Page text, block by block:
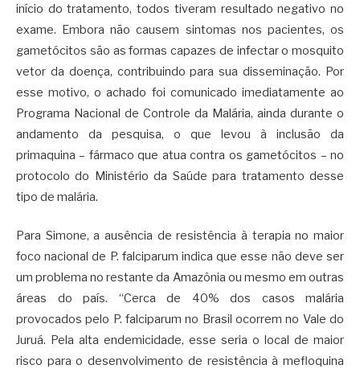
início do tratamento, todos tiveram resultado negativo no
exame. Embora não causem sintomas nos pacientes, os
gametócitos são as formas capazes de infectar o mosquito
vetor da doença, contribuindo para sua disseminação. Por
esse motivo, o achado foi comunicado imediatamente ao
Programa Nacional de Controle da Malária, ainda durante o
andamento da pesquisa, o que levou à inclusão da
primaquina – fármaco que atua contra os gametócitos – no
protocolo do Ministério da Saúde para tratamento desse
tipo de malária.
Para Simone, a ausência de resistência à terapia no maior
foco nacional de P. falciparum indica que esse não deve ser
um problema no restante da Amazônia ou mesmo em outras
áreas do país. “Cerca de 40% dos casos malária
provocados pelo P. falciparum no Brasil ocorrem no Vale do
Juruá. Pela alta endemicidade, esse seria o local de maior
risco para o desenvolvimento de resistência à mefloquina